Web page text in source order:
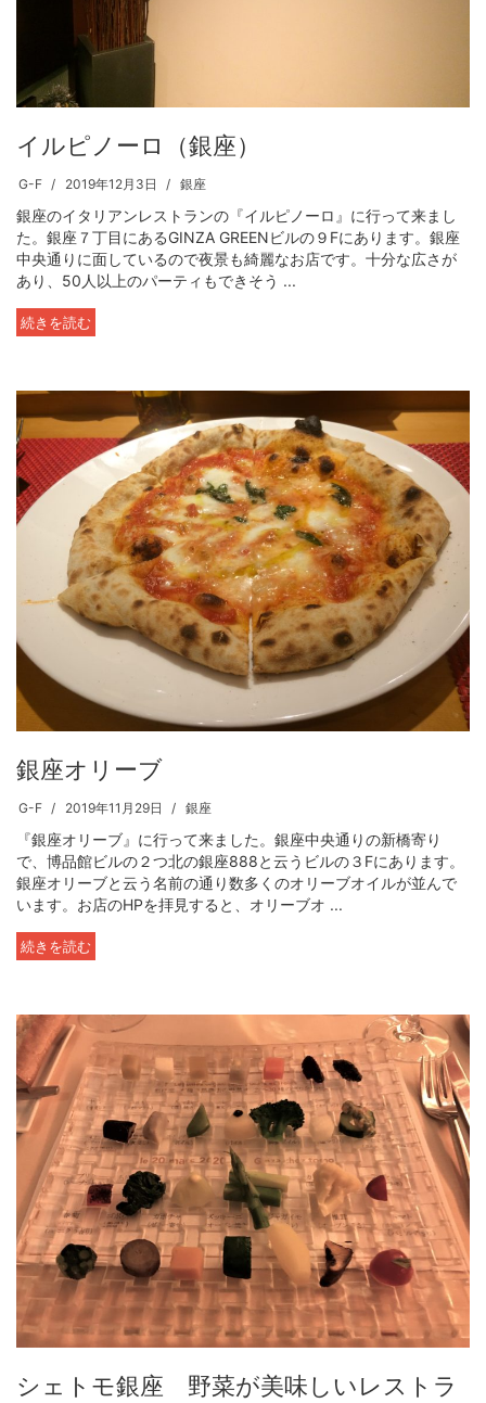
イルピノーロ（銀座）
G-F 2019年12月3日 銀座
銀座のイタリアンレストランの『イルピノーロ』に行って来まし
た。銀座７丁目にあるGINZA GREENビルの９Fにあります。銀座
中央通りに面しているので夜景も綺麗なお店です。十分な広さが
あり、50人以上のパーティもできそう ...
続きを読む
銀座オリーブ
G-F 2019年11月29日 銀座
『銀座オリーブ』に行って来ました。銀座中央通りの新橋寄り
で、博品館ビルの２つ北の銀座888と云うビルの３Fにあります。
銀座オリーブと云う名前の通り数多くのオリーブオイルが並んで
います。お店のHPを拝見すると、オリーブオ ...
続きを読む
シェトモ銀座 野菜が美味しいレストラ